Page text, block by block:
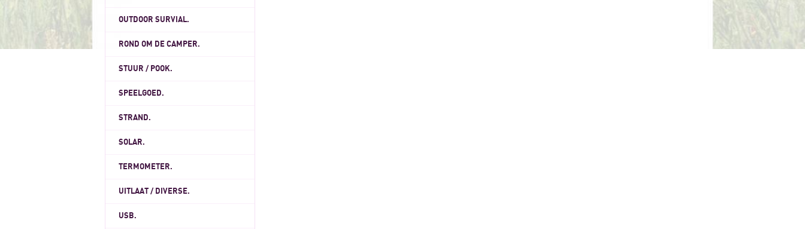
OUTDOOR SURVIAL.
ROND OM DE CAMPER.
STUUR / POOK.
SPEELGOED.
STRAND.
SOLAR.
TERMOMETER.
UITLAAT / DIVERSE.
USB.